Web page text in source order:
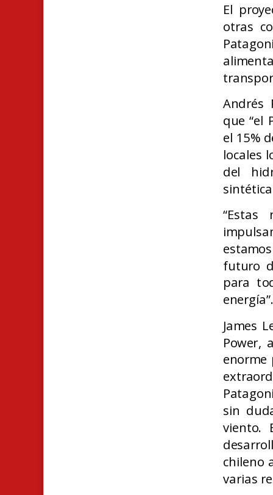
El
otras
Andrés
que “el
el 15%
locales
del
futuro
para
James
Power,
enorme
sin
viento.
chileno
varias